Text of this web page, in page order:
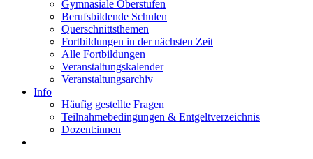
Gymnasiale Oberstufen
Berufsbildende Schulen
Querschnittsthemen
Fortbildungen in der nächsten Zeit
Alle Fortbildungen
Veranstaltungskalender
Veranstaltungsarchiv
Info
Häufig gestellte Fragen
Teilnahmebedingungen & Entgeltverzeichnis
Dozent:innen